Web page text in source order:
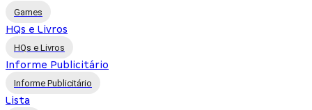
Games
HQs e Livros
HQs e Livros
Informe Publicitário
Informe Publicitário
Lista